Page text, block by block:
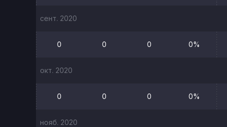
сент. 2020
0 0 0 0%
окт. 2020
0 0 0 0%
нояб. 2020